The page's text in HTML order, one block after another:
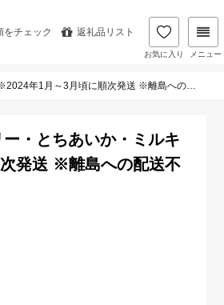
をチェック 返礼品リスト
お気に入り メニュー
頃に順次発送 ※離島への配送不可 ※着日指定不可
・とちあいか・ミルキ
発送 ※離島への配送不